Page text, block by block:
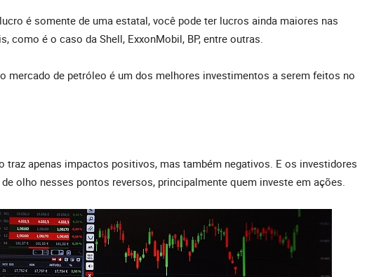
é somente de uma estatal, você pode ter lucros ainda maiores nas
como é o caso da Shell, ExxonMobil, BP, entre outras.
mercado de petróleo é um dos melhores investimentos a serem feitos no
traz apenas impactos positivos, mas também negativos. E os investidores
olho nesses pontos reversos, principalmente quem investe em ações.